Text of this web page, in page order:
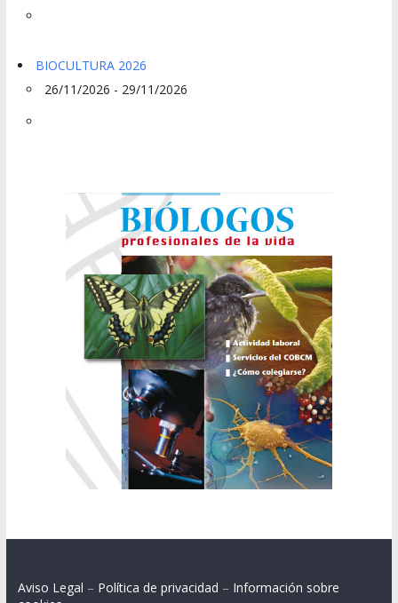
BIOCULTURA 2026
26/11/2026 - 29/11/2026
Aviso Legal – Política de privacidad – Información sobre